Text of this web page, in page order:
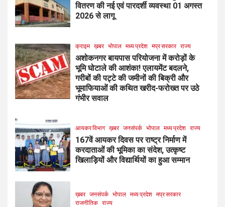
वितरण की नई एवं पारदर्शी व्यवस्था 01 अगस्त
2026 से लागू
क्राइम ख़बर भोपाल मध्य प्रदेश मप्र सरकार राज्य
अशोकनगर बायपास परियोजना में करोड़ों के
भूमि घोटाले की आशंका! एलायमेंट बदलने,
गरीबों की पट्टे की जमीनों की बिक्री और
भूमाफियाओं की कथित खरीद-फरोख्त पर उठे
गंभीर सवाल
आयकर विभाग ख़बर जनसंपर्क भोपाल मध्य प्रदेश राज्य
167वें आयकर दिवस पर राष्ट्र निर्माण में
करदाताओं की भूमिका का संदेश, उत्कृष्ट
खिलाड़ियों और विद्यार्थियों का हुआ सम्मान
ख़बर जनसंपर्क भोपाल मध्य प्रदेश मप्र सरकार
राजनीतिक राज्य